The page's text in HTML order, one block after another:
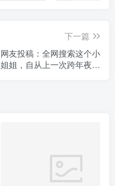
下一篇
网友投稿：全网搜索这个小
姐姐，自从上一次跨年夜邂